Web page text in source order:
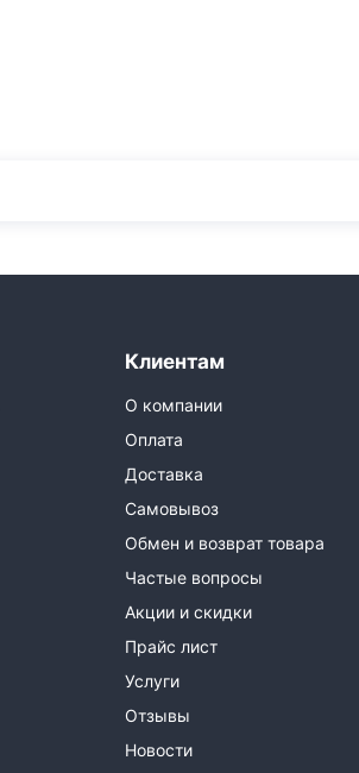
Клиентам
О компании
Оплата
Доставка
Самовывоз
Обмен и возврат товара
Частые вопросы
Акции и скидки
Прайс лист
Услуги
Отзывы
Новости